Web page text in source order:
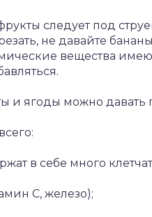
следует под
не давайте
вещества
и ягоды можно давать
в себе много
С, железо);